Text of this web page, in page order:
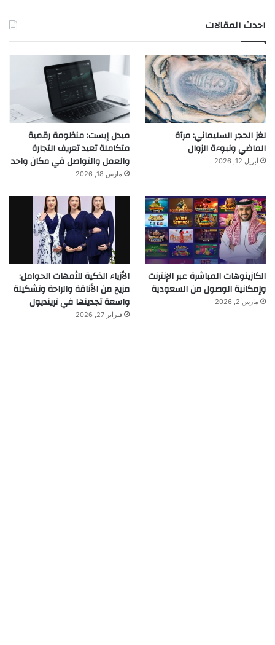
احدث المقالات
لغز الحجر السليماني: مرآة
الماضي ونبوءة الزوال
أبريل 12, 2026
ميدل إيست: منظومة رقمية
متكاملة تعيد تعريف التجارة
والعمل والتواصل في مكان واحد
مارس 18, 2026
الكازينوهات المباشرة عبر الإنترنت
وإمكانية الوصول من السعودية
مارس 2, 2026
الأزياء الذكية للأمهات الحوامل:
مزيج من الأناقة والراحة وتشكيلة
واسعة تجدينها في ترينديول
فبراير 27, 2026